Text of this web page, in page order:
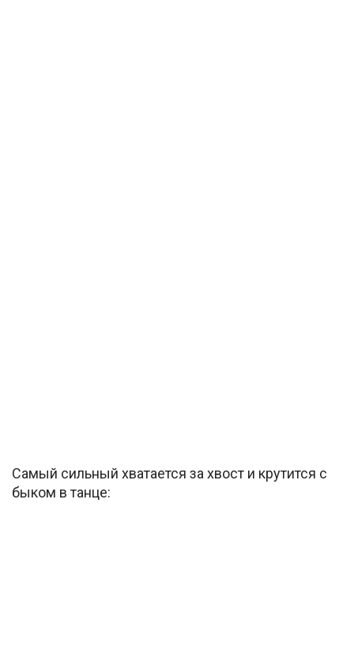
Самый сильный хватается за хвост и крутится с
быком в танце: